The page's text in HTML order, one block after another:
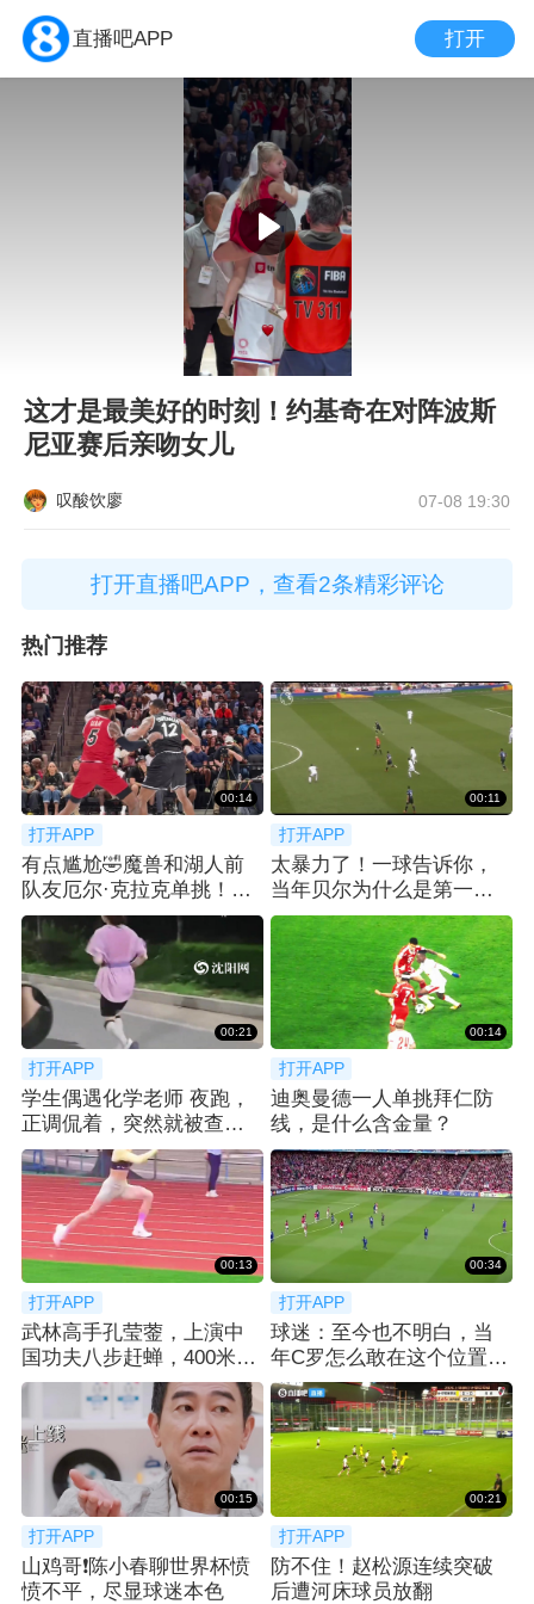
直播吧APP 打开
这才是最美好的时刻！约基奇在对阵波斯
尼亚赛后亲吻女儿
叹酸饮廖 07-08 19:30
打开直播吧APP，查看2条精彩评论
热门推荐
00:14
打开APP
有点尴尬🤣魔兽和湖人前
队友厄尔·克拉克单挑！吃
了个大帽！
00:11
打开APP
太暴力了！一球告诉你，
当年贝尔为什么是第一个
亿元先生！
00:21
打开APP
学生偶遇化学老师 夜跑，
正调侃着，突然就被查功
课... 😂
00:14
打开APP
迪奥曼德一人单挑拜仁防
线，是什么含金量？
00:13
打开APP
武林高手孔莹蓥，上演中
国功夫八步赶蝉，400米栏
拿下冠军！
00:34
打开APP
球迷：至今也不明白，当
年C罗怎么敢在这个位置直
接射门
00:15
打开APP
山鸡哥❗️陈小春聊世界杯愤
愤不平，尽显球迷本色
00:21
打开APP
防不住！赵松源连续突破
后遭河床球员放翻